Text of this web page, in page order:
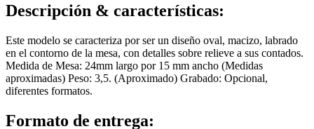
Descripción & características:
Este modelo se caracteriza por ser un diseño oval, macizo, labrado
en el contorno de la mesa, con detalles sobre relieve a sus contados.
Medida de Mesa: 24mm largo por 15 mm ancho (Medidas
aproximadas) Peso: 3,5. (Aproximado) Grabado: Opcional,
diferentes formatos.
Formato de entrega: